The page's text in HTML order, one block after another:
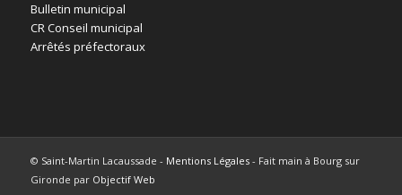
Bulletin municipal
CR Conseil municipal
Arrêtés préfectoraux
© Saint-Martin Lacaussade - Mentions Légales- Fait main à Bourg sur
Gironde par Objectif Web